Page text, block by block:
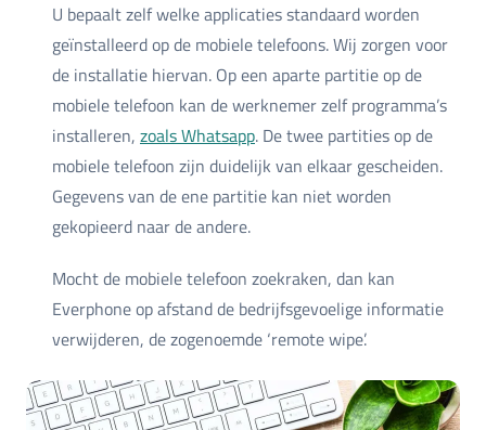
U bepaalt zelf welke applicaties standaard worden
geïnstalleerd op de mobiele telefoons. Wij zorgen voor
de installatie hiervan. Op een aparte partitie op de
mobiele telefoon kan de werknemer zelf programma’s
installeren, zoals Whatsapp. De twee partities op de
mobiele telefoon zijn duidelijk van elkaar gescheiden.
Gegevens van de ene partitie kan niet worden
gekopieerd naar de andere.
Mocht de mobiele telefoon zoekraken, dan kan
Everphone op afstand de bedrijfsgevoelige informatie
verwijderen, de zogenoemde ‘remote wipe’.